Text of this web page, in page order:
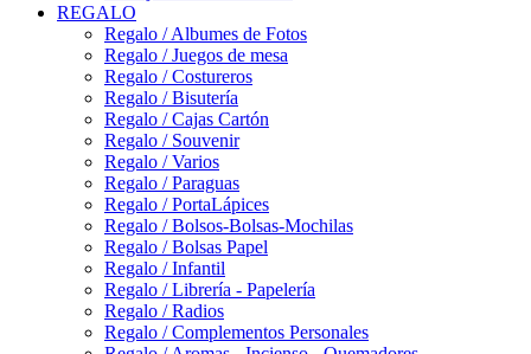
REGALO
Regalo / Albumes de Fotos
Regalo / Juegos de mesa
Regalo / Costureros
Regalo / Bisutería
Regalo / Cajas Cartón
Regalo / Souvenir
Regalo / Varios
Regalo / Paraguas
Regalo / PortaLápices
Regalo / Bolsos-Bolsas-Mochilas
Regalo / Bolsas Papel
Regalo / Infantil
Regalo / Librería - Papelería
Regalo / Radios
Regalo / Complementos Personales